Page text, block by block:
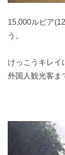
15,000ルピア
う。
けっこうキレイ
外国人観光客ま